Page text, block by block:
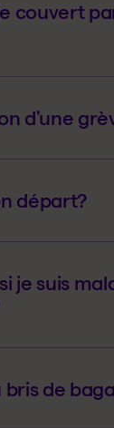
couvert
d’une
départ?
je suis
de